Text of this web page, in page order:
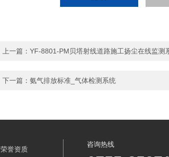
上一篇： YF-8801-PM贝塔射线道路施工扬尘在线监测
下一篇： 氨气排放标准_气体检测系统
荣誉资质
咨询热线